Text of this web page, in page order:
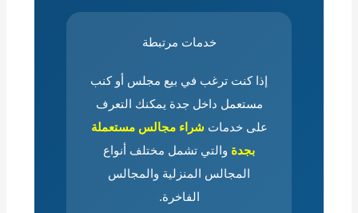
خدمات مرتبطة
إذا كنت ترغب في بيع مجلس أو كنب
مستعمل داخل جدة يمكنك التعرف
على خدمات شراء مجالس مستعملة
بجدة والتي تشمل مختلف أنواع
المجالس المنزلية والمجالس
الفاخرة.